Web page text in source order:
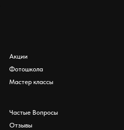
Акции
Фотошкола
Мастер классы
Частые Вопросы
Отзывы